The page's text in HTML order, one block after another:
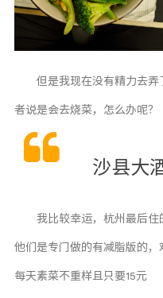
但是我现在没有精力去
者说是会去烧菜，怎么办呢？
沙县大
我比较幸运，杭州最后
他们是专门做的有减脂版的
每天素菜不重样且只要15元